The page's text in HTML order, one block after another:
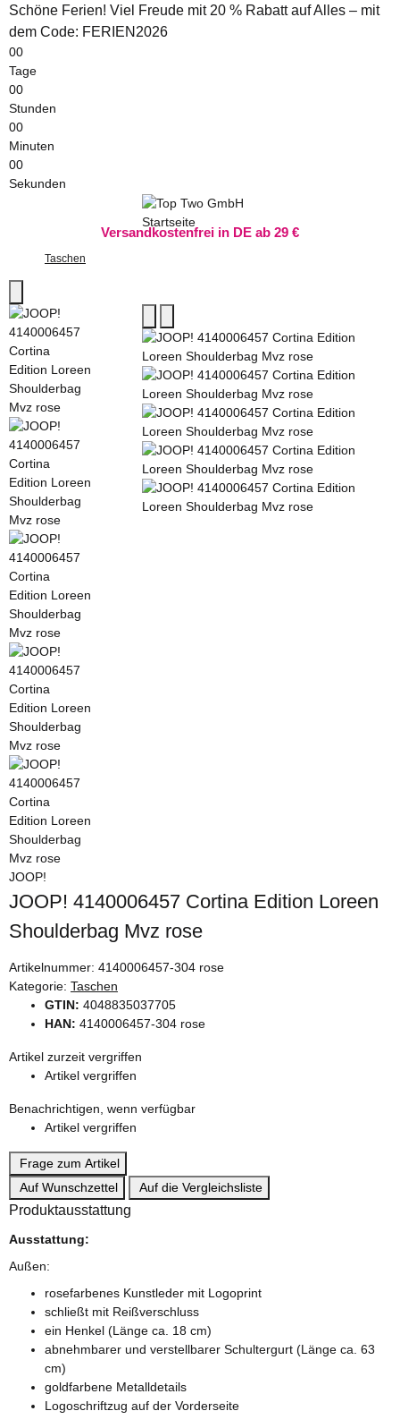
Schöne Ferien! Viel Freude mit 20 % Rabatt auf Alles – mit
dem Code: FERIEN2026
00
Tage
00
Stunden
00
Minuten
00
Sekunden
Versandkostenfrei in DE ab 29 €
Taschen
JOOP!
JOOP! 4140006457 Cortina Edition Loreen
Shoulderbag Mvz rose
Artikelnummer: 4140006457-304 rose
Kategorie: Taschen
GTIN: 4048835037705
HAN: 4140006457-304 rose
Artikel zurzeit vergriffen
Artikel vergriffen
Benachrichtigen, wenn verfügbar
Artikel vergriffen
Frage zum Artikel
Auf Wunschzettel
Auf die Vergleichsliste
Produktausstattung
Ausstattung:
Außen:
rosefarbenes Kunstleder mit Logoprint
schließt mit Reißverschluss
ein Henkel (Länge ca. 18 cm)
abnehmbarer und verstellbarer Schultergurt (Länge ca. 63
cm)
goldfarbene Metalldetails
Logoschriftzug auf der Vorderseite